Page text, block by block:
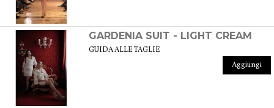
GARDENIA SUIT - LIGHT CREAM
GUIDA ALLE TAGLIE
Aggiungi